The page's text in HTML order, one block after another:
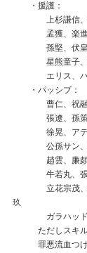
・援護：
上杉謙信、韓
孟獲、楽進、
孫堅、伏皇后
星熊童子、源
エリス、ハン
・パッシブ：
曹仁、祝融、
張遼、孫策伯
徐晃、アテナ
公孫サン、服
趙雲、廉頗、
牛若丸、張飛
立花宗茂、馬
玖
ガラハッド
ただしスキル１
罪悪流血つけら